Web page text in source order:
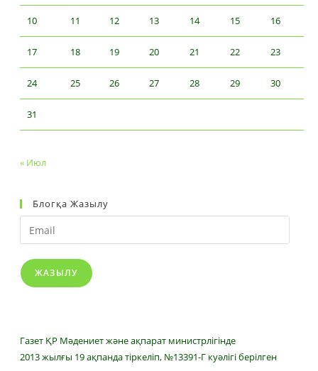
10 11 12 13 14 15 16
17 18 19 20 21 22 23
24 25 26 27 28 29 30
31
« Июл
Блогқа Жазылу
Email
ЖАЗЫЛУ
Газет ҚР Мәдениет және ақпарат министрлігінде
2013 жылғы 19 ақпанда тіркеліп, №13391-Г куәлігі берілген